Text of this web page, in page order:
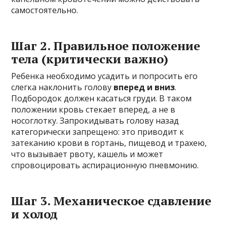
самостоятельно.
Шаг 2. Правильное положение
тела (критически важно)
Ребенка необходимо усадить и попросить его
слегка наклонить голову вперед и вниз.
Подбородок должен касаться груди. В таком
положении кровь стекает вперед, а не в
носоглотку. Запрокидывать голову назад
категорически запрещено: это приводит к
затеканию крови в гортань, пищевод и трахею,
что вызывает рвоту, кашель и может
спровоцировать аспирационную пневмонию.
Шаг 3. Механическое сдавление
и холод